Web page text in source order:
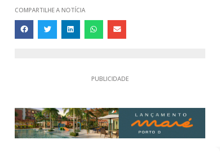
COMPARTILHE A NOTÍCIA
PUBLICIDADE